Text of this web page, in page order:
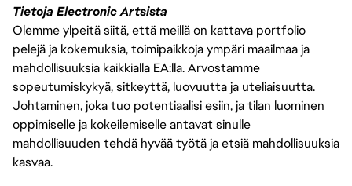
Tietoja Electronic Artsista
Olemme ylpeitä siitä, että meillä on kattava portfolio
pelejä ja kokemuksia, toimipaikkoja ympäri maailmaa ja
mahdollisuuksia kaikkialla EA:lla. Arvostamme
sopeutumiskykyä, sitkeyttä, luovuutta ja uteliaisuutta.
Johtaminen, joka tuo potentiaalisi esiin, ja tilan luominen
oppimiselle ja kokeilemiselle antavat sinulle
mahdollisuuden tehdä hyvää työtä ja etsiä mahdollisuuksia
kasvaa.